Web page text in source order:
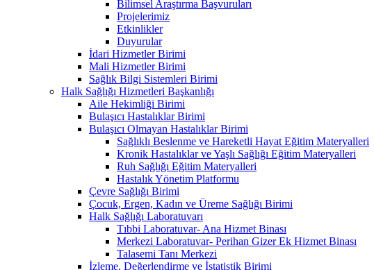
Bilimsel Araştırma Başvuruları
Projelerimiz
Etkinlikler
Duyurular
İdari Hizmetler Birimi
Mali Hizmetler Birimi
Sağlık Bilgi Sistemleri Birimi
Halk Sağlığı Hizmetleri Başkanlığı
Aile Hekimliği Birimi
Bulaşıcı Hastalıklar Birimi
Bulaşıcı Olmayan Hastalıklar Birimi
Sağlıklı Beslenme ve Hareketli Hayat Eğitim Materyalleri
Kronik Hastalıklar ve Yaşlı Sağlığı Eğitim Materyalleri
Ruh Sağlığı Eğitim Materyalleri
Hastalık Yönetim Platformu
Çevre Sağlığı Birimi
Çocuk, Ergen, Kadın ve Üreme Sağlığı Birimi
Halk Sağlığı Laboratuvarı
Tıbbi Laboratuvar- Ana Hizmet Binası
Merkezi Laboratuvar- Perihan Gizer Ek Hizmet Binası
Talasemi Tanı Merkezi
İzleme, Değerlendirme ve İstatistik Birimi